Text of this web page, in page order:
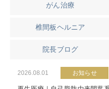
がん治療
椎間板ヘルニア
院長ブログ
2026.08.01 お知らせ